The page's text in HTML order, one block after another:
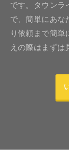
です。タウンラ
で、簡単にあな
り依頼まで簡
えの際はまずは